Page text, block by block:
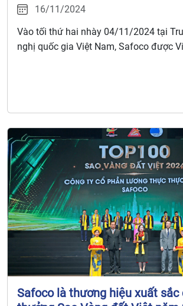
16/11/2024
Vào tối thứ hai nhày 04/11/2024 tại
nghị quốc gia Việt Nam, Safoco được
Safoco là thương hiệu xuất sắc